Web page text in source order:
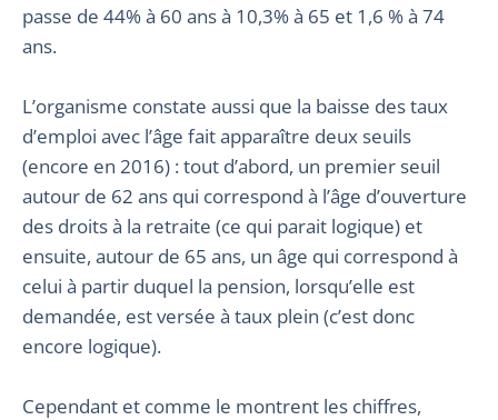
passe de 44% à 60 ans à 10,3% à 65 et 1,6 % à 74
ans.
L’organisme constate aussi que la baisse des taux
d’emploi avec l’âge fait apparaître deux seuils
(encore en 2016) : tout d’abord, un premier seuil
autour de 62 ans qui correspond à l’âge d’ouverture
des droits à la retraite (ce qui parait logique) et
ensuite, autour de 65 ans, un âge qui correspond à
celui à partir duquel la pension, lorsqu’elle est
demandée, est versée à taux plein (c’est donc
encore logique).
Cependant et comme le montrent les chiffres,